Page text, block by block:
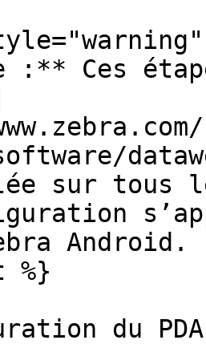
:** Ces
sur tous
Android.
%}
du PDA